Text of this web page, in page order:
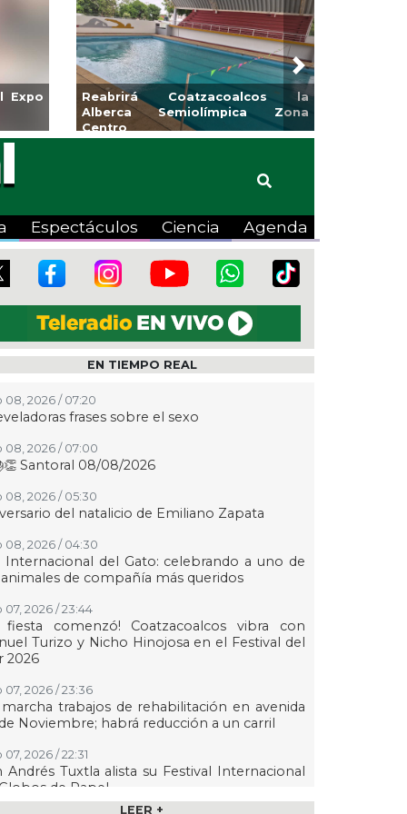
la
Zona
Invita Ayuntamiento de Veracruz
a Temporada de Artes “Escena
Viva”
Next
Espectáculos Ciencia Agenda
EN TIEMPO REAL
08, 2026 / 07:20
frases sobre el sexo
08, 2026 / 07:00
Santoral 08/08/2026
08, 2026 / 05:30
del natalicio de Emiliano Zapata
08, 2026 / 04:30
Internacional del Gato: celebrando a uno de
animales de compañía más queridos
07, 2026 / 23:44
fiesta comenzó! Coatzacoalcos vibra con
Turizo y Nicho Hinojosa en el Festival del
2026
07, 2026 / 23:36
trabajos de rehabilitación en avenida
Noviembre; habrá reducción a un carril
2026 / 22:31
Andrés Tuxtla alista su Festival Internacional
de Papel
LEER +